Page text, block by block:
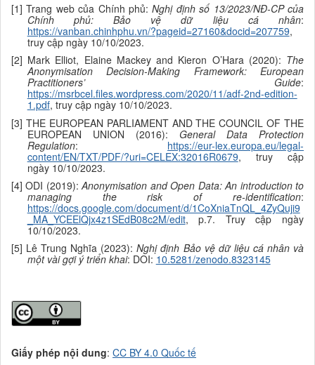
[1] Trang web của Chính phủ:Nghị định số 13/2023/NĐ-CP của
Chính phủ: Bảo vệ dữ liệu cá nhân:
https://vanban.chinhphu.vn/?pageid=27160&docid=207759,
truy cập ngày 10/10/2023.
[2] Mark Elliot, Elaine Mackey and Kieron O’Hara (2020): The
Anonymisation Decision-Making Framework: European
Practitioners’ Guide:
https://msrbcel.files.wordpress.com/2020/11/adf-2nd-edition-
1.pdf, truy cập ngày 10/10/2023.
[3] THE EUROPEAN PARLIAMENT AND THE COUNCIL OF THE
EUROPEAN UNION (2016): General Data Protection
Regulation: https://eur-lex.europa.eu/legal-
content/EN/TXT/PDF/?uri=CELEX:32016R0679, truy cập
ngày 10/10/2023.
[4] ODI (2019):Anonymisation and Open Data: An introduction to
managing the risk of re-identification:
https://docs.google.com/document/d/1CoXniaTnQL_4ZyQuji9
_MA_YCEElQjx4z1SEdB08c2M/edit, p.7. Truy cập ngày
10/10/2023.
[5] Lê Trung Nghĩa (2023):Nghị định Bảo vệ dữ liệu cá nhân và
một vài gợi ý triển khai: DOI: 10.5281/zenodo.8323145
Giấy phép nội dung: CC BY 4.0 Quốc tế